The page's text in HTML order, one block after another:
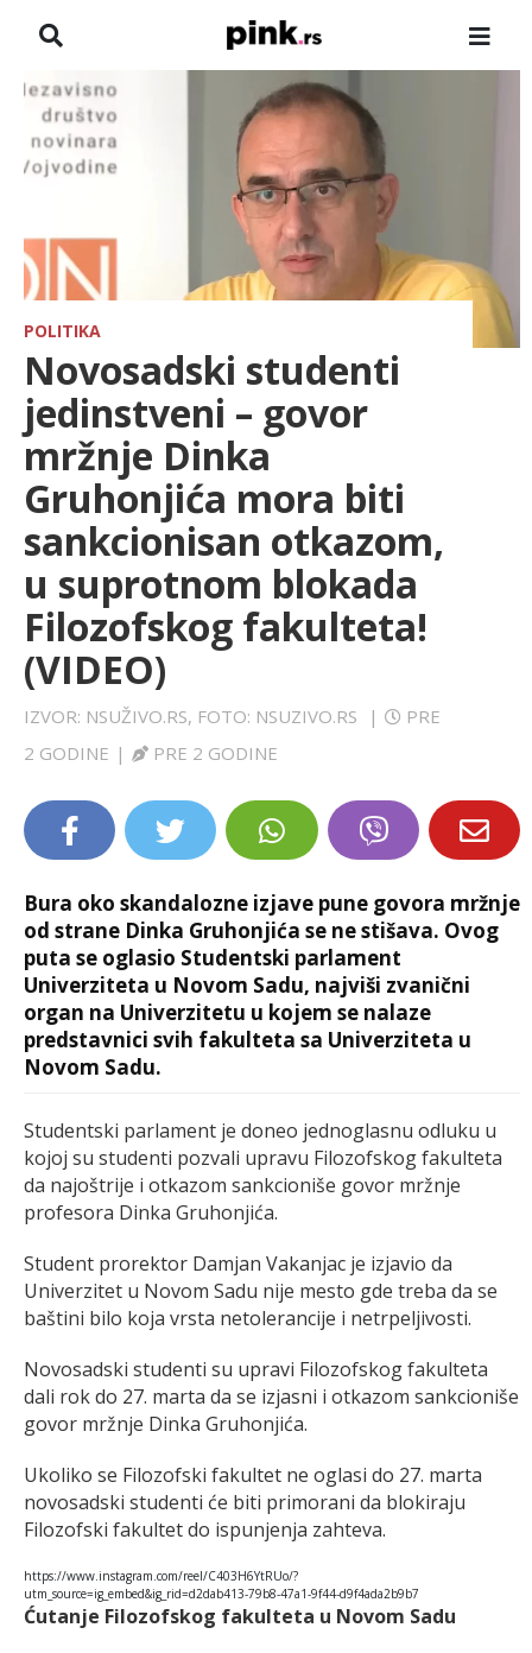
NASLOVNA
VESTI
SHOWBIZ
HRONIKA
FARMERI
SPORT
LIFESTYLE
EXTRA
POLITIKA
Novosadski studenti
jedinstveni – govor
mržnje Dinka
Gruhonjića mora biti
sankcionisan otkazom,
u suprotnom blokada
Filozofskog fakulteta!
(VIDEO)
IZVOR: NSUŽIVO.RS, FOTO: NSUZIVO.RS |
PRE
2 GODINE | PRE 2 GODINE
Bura oko skandalozne izjave pune govora mržnje
od strane Dinka Gruhonjića se ne stišava. Ovog
puta se oglasio Studentski parlament
Univerziteta u Novom Sadu, najviši zvanični
organ na Univerzitetu u kojem se nalaze
predstavnici svih fakulteta sa Univerziteta u
Novom Sadu.
Studentski parlament je doneo jednoglasnu odluku u
kojoj su studenti pozvali upravu Filozofskog fakulteta
da najoštrije i otkazom sankcioniše govor mržnje
profesora Dinka Gruhonjića.
Student prorektor Damjan Vakanjac je izjavio da
Univerzitet u Novom Sadu nije mesto gde treba da se
baštini bilo koja vrsta netolerancije i netrpeljivosti.
Novosadski studenti su upravi Filozofskog fakulteta
dali rok do 27. marta da se izjasni i otkazom sankcioniše
govor mržnje Dinka Gruhonjića.
Ukoliko se Filozofski fakultet ne oglasi do 27. marta
novosadski studenti će biti primorani da blokiraju
Filozofski fakultet do ispunjenja zahteva.
https://www.instagram.com/reel/C403H6YtRUo/?
utm_source=ig_embed&ig_rid=d2dab413-79b8-47a1-9f44-d9f4ada2b9b7
Ćutanje Filozofskog fakulteta u Novom Sadu